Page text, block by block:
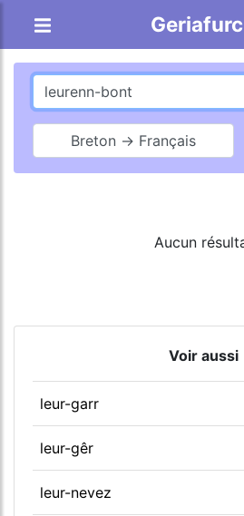
Breton → Français
Aucun
Voir aussi
leur-garr
leur-gêr
leur-nevez